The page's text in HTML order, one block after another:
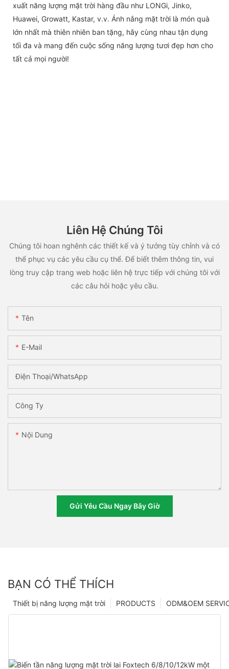
xuất năng lượng mặt trời hàng đầu như LONGi, Jinko,
Huawei, Growatt, Kastar, v.v. Ánh nắng mặt trời là món quà
lớn nhất mà thiên nhiên ban tặng, hãy cùng nhau tận dụng
tối đa và mang đến cuộc sống năng lượng tươi đẹp hơn cho
tất cả mọi người!
Liên Hệ Chúng Tôi
Chúng tôi hoan nghênh các thiết kế và ý tưởng tùy chỉnh và có
thể phục vụ các yêu cầu cụ thể. Để biết thêm thông tin, vui
lòng truy cập trang web hoặc liên hệ trực tiếp với chúng tôi với
các câu hỏi hoặc yêu cầu.
Tên
E-Mail
Điện Thoại/WhatsApp
Công Ty
Nội Dung
Gửi Yêu Cầu Ngay Bây Giờ
BẠN CÓ THỂ THÍCH
ODM&OEM
PRODUCTS
Thiết bị năng lượng mặt trời